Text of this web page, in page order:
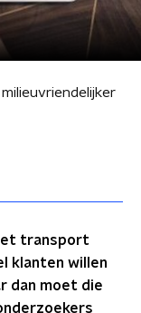
transport
klanten willen
dan moet die